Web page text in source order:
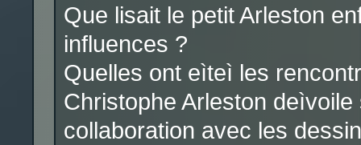
Que lisait le petit Arleston
influences ?
Quelles ont eìteì les
Christophe Arleston
collaboration avec les